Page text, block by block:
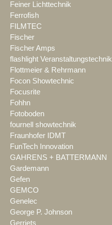
Feiner Lichttechnik
Ferrofish
FILMTEC
Fischer
Fischer Amps
flashlight Veranstaltungstechnik
Flottmeier & Rehrmann
Focon Showtechnic
Focusrite
Fohhn
Fotoboden
fournell showtechnik
Fraunhofer IDMT
FunTech Innovation
GAHRENS + BATTERMANN
Gardemann
Gefen
GEMCO
Genelec
George P. Johnson
Gerriets